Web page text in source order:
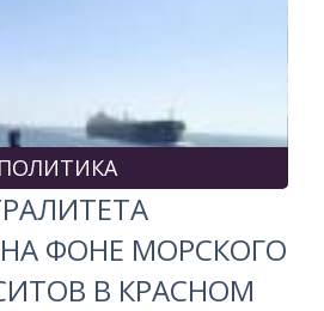
ПОЛИТИКА
ФОНЕ МОРСКОГО
В КРАСНОМ